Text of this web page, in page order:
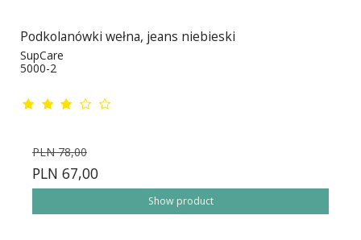
Podkolanówki wełna, jeans niebieski
SupCare
5000-2
PLN 78,00
PLN 67,00
Show product